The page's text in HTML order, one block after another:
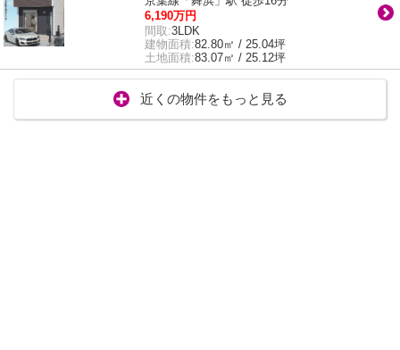
6,190万円
間取:3LDK
建物面積:82.80㎡ / 25.04坪
土地面積:83.07㎡ / 25.12坪
近くの物件をもっと見る